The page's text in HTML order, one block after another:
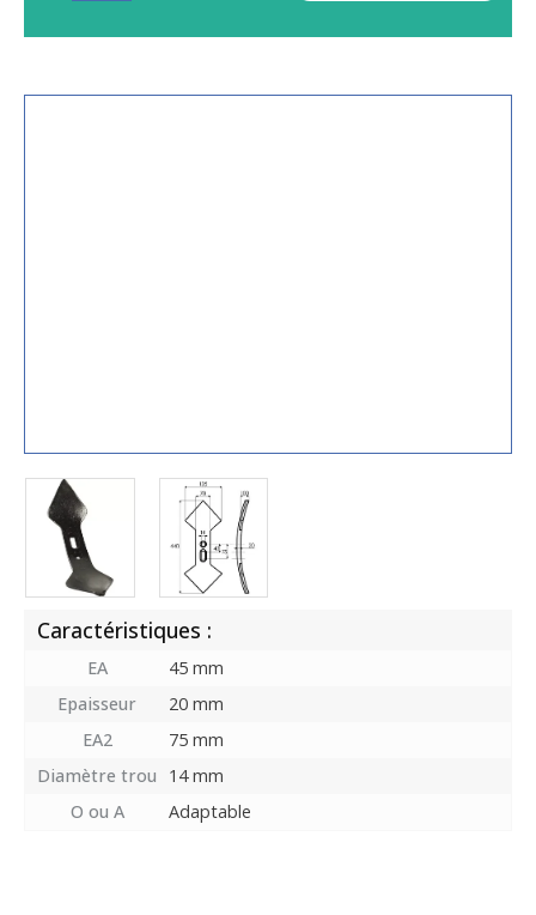
Caractéristiques :
EA
45 mm
Epaisseur
20 mm
EA2
75 mm
Diamètre trou
14 mm
O ou A
Adaptable